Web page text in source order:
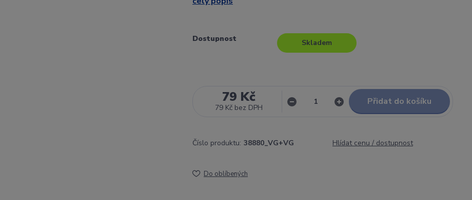
Dostupnost Skladem
79 Kč
79 Kč bez DPH
Přidat do košíku
Číslo produktu: 38880_VG+VG Hlídat cenu / dostupnost
Do oblíbených